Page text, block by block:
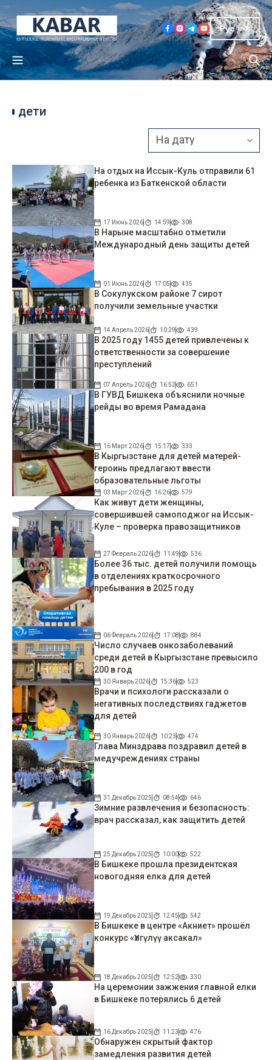
Рус
дети
На отдых на Иссык-Куль отправили 61
ребенка из Баткенской области
17 Июнь 2026 14:59 308
В Нарыне масштабно отметили
Международный день защиты детей
01 Июнь 2026 17:05 435
В Сокулукском районе 7 сирот
получили земельные участки
14 Апрель 2026 10:29 439
В 2025 году 1455 детей привлечены к
ответственности за совершение
преступлений
07 Апрель 2026 16:53 651
В ГУВД Бишкека объяснили ночные
рейды во время Рамадана
16 Март 2026 15:17 333
В Кыргызстане для детей матерей-
героинь предлагают ввести
образовательные льготы
03 Март 2026 16:26 579
Как живут дети женщины,
совершившей самоподжог на Иссык-
Куле – проверка правозащитников
27 Февраль 2026 11:49 536
Более 36 тыс. детей получили помощь
в отделениях краткосрочного
пребывания в 2025 году
06 Февраль 2026 17:08 884
Число случаев онкозаболеваний
среди детей в Кыргызстане превысило
200 в год
30 Январь 2026 15:36 523
Врачи и психологи рассказали о
негативных последствиях гаджетов
для детей
30 Январь 2026 10:23 474
Глава Минздрава поздравил детей в
медучреждениях страны
31 Декабрь 2025 08:54 646
Зимние развлечения и безопасность:
врач рассказал, как защитить детей
25 Декабрь 2025 10:00 522
В Бишкеке прошла президентская
новогодняя елка для детей
19 Декабрь 2025 12:45 542
В Бишкеке в центре «Акниет» прошёл
конкурс «Үлгүлүү аксакал»
18 Декабрь 2025 12:52 330
На церемонии зажжения главной елки
в Бишкеке потерялись 6 детей
16 Декабрь 2025 11:23 476
Обнаружен скрытый фактор
замедления развития детей